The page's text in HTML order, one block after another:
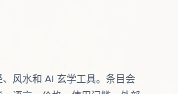
风水和 AI 玄学工具。条目会